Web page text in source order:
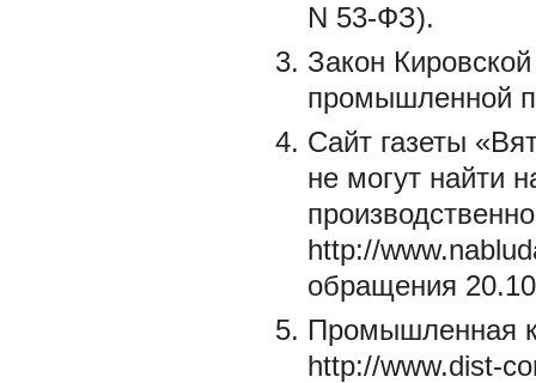
N 53-ФЗ).
Закон
промышленной
Сайт газеты
не могут найти
http://
обращения
Промышленная
http://www.dist-